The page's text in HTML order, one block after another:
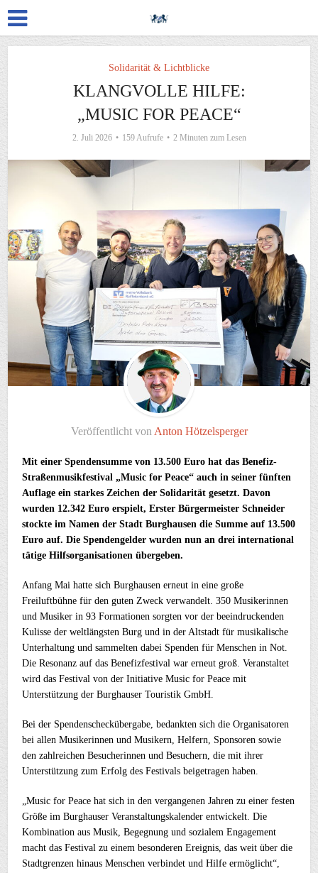
Solidarität & Lichtblicke
KLANGVOLLE HILFE:
„MUSIC FOR PEACE“
2. Juli 2026 159 Aufrufe 2 Minuten zum Lesen
Veröffentlicht von Anton Hötzelsperger
Mit einer Spendensumme von 13.500 Euro hat das Benefiz-
Straßenmusikfestival „Music for Peace“ auch in seiner fünften
Auflage ein starkes Zeichen der Solidarität gesetzt. Davon
wurden 12.342 Euro erspielt, Erster Bürgermeister Schneider
stockte im Namen der Stadt Burghausen die Summe auf 13.500
Euro auf. Die Spendengelder wurden nun an drei international
tätige Hilfsorganisationen übergeben.
Anfang Mai hatte sich Burghausen erneut in eine große
Freiluftbühne für den guten Zweck verwandelt. 350 Musikerinnen
und Musiker in 93 Formationen sorgten vor der beeindruckenden
Kulisse der weltlängsten Burg und in der Altstadt für musikalische
Unterhaltung und sammelten dabei Spenden für Menschen in Not.
Die Resonanz auf das Benefizfestival war erneut groß. Veranstaltet
wird das Festival von der Initiative Music for Peace mit
Unterstützung der Burghauser Touristik GmbH.
Bei der Spendenscheckübergabe, bedankten sich die Organisatoren
bei allen Musikerinnen und Musikern, Helfern, Sponsoren sowie
den zahlreichen Besucherinnen und Besuchern, die mit ihrer
Unterstützung zum Erfolg des Festivals beigetragen haben.
„Music for Peace hat sich in den vergangenen Jahren zu einer festen
Größe im Burghauser Veranstaltungskalender entwickelt. Die
Kombination aus Musik, Begegnung und sozialem Engagement
macht das Festival zu einem besonderen Ereignis, das weit über die
Stadtgrenzen hinaus Menschen verbindet und Hilfe ermöglicht“,